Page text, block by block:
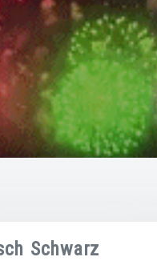
Schwarz